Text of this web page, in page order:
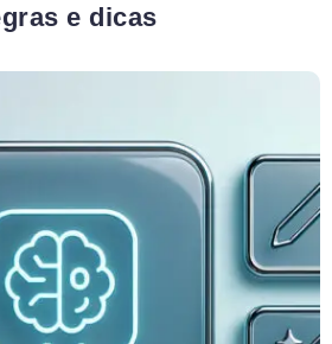
e dicas